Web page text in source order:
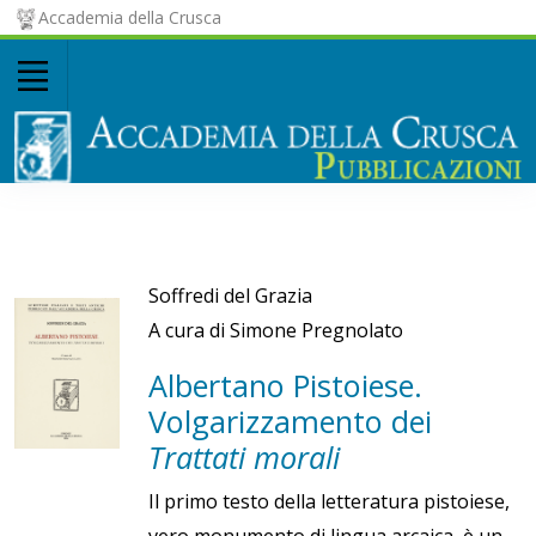
Accademia della Crusca
Soffredi del Grazia
A cura di Simone Pregnolato
Albertano Pistoiese.
Volgarizzamento dei
Trattati morali
Il primo testo della letteratura pistoiese,